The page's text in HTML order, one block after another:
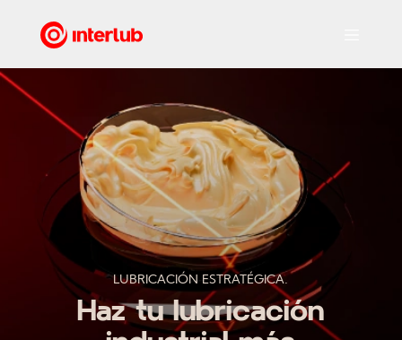
LUBRICACIÓN ESTRATÉGICA.
Haz tu lubricación